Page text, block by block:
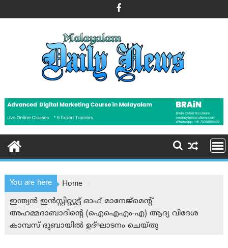
to
You are here
Home
ഇന്ത്യൻ ഇൻസ്റ്റിറ്റ്യൂട്ട് ഓഫ് മാനേജ്‌മെന്റ്
അഹമ്മദാബാദിന്റെ (ഐഐഎം-എ) ആദ്യ വിദേശ
കാമ്പസ് ദുബായിൽ ഉദ്ഘാടനം ചെയ്തു